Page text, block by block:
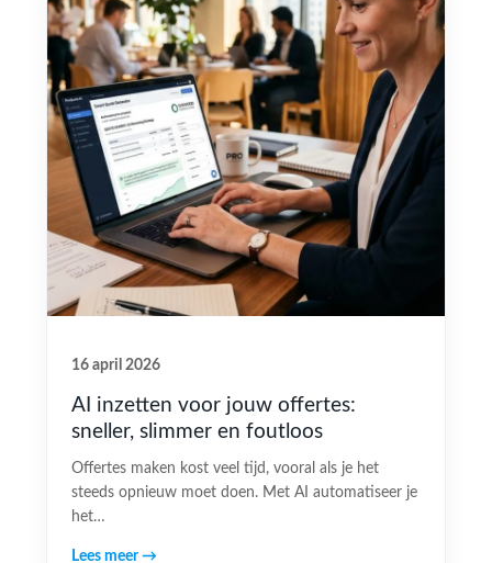
16 april 2026
AI inzetten voor jouw offertes:
sneller, slimmer en foutloos
Offertes maken kost veel tijd, vooral als je het
steeds opnieuw moet doen. Met AI automatiseer je
het…
Lees meer →